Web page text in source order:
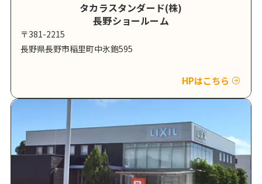
タカラスタンダード(株)
長野ショールーム
〒381-2215
長野県長野市稲里町中氷鉋595
HPはこちら